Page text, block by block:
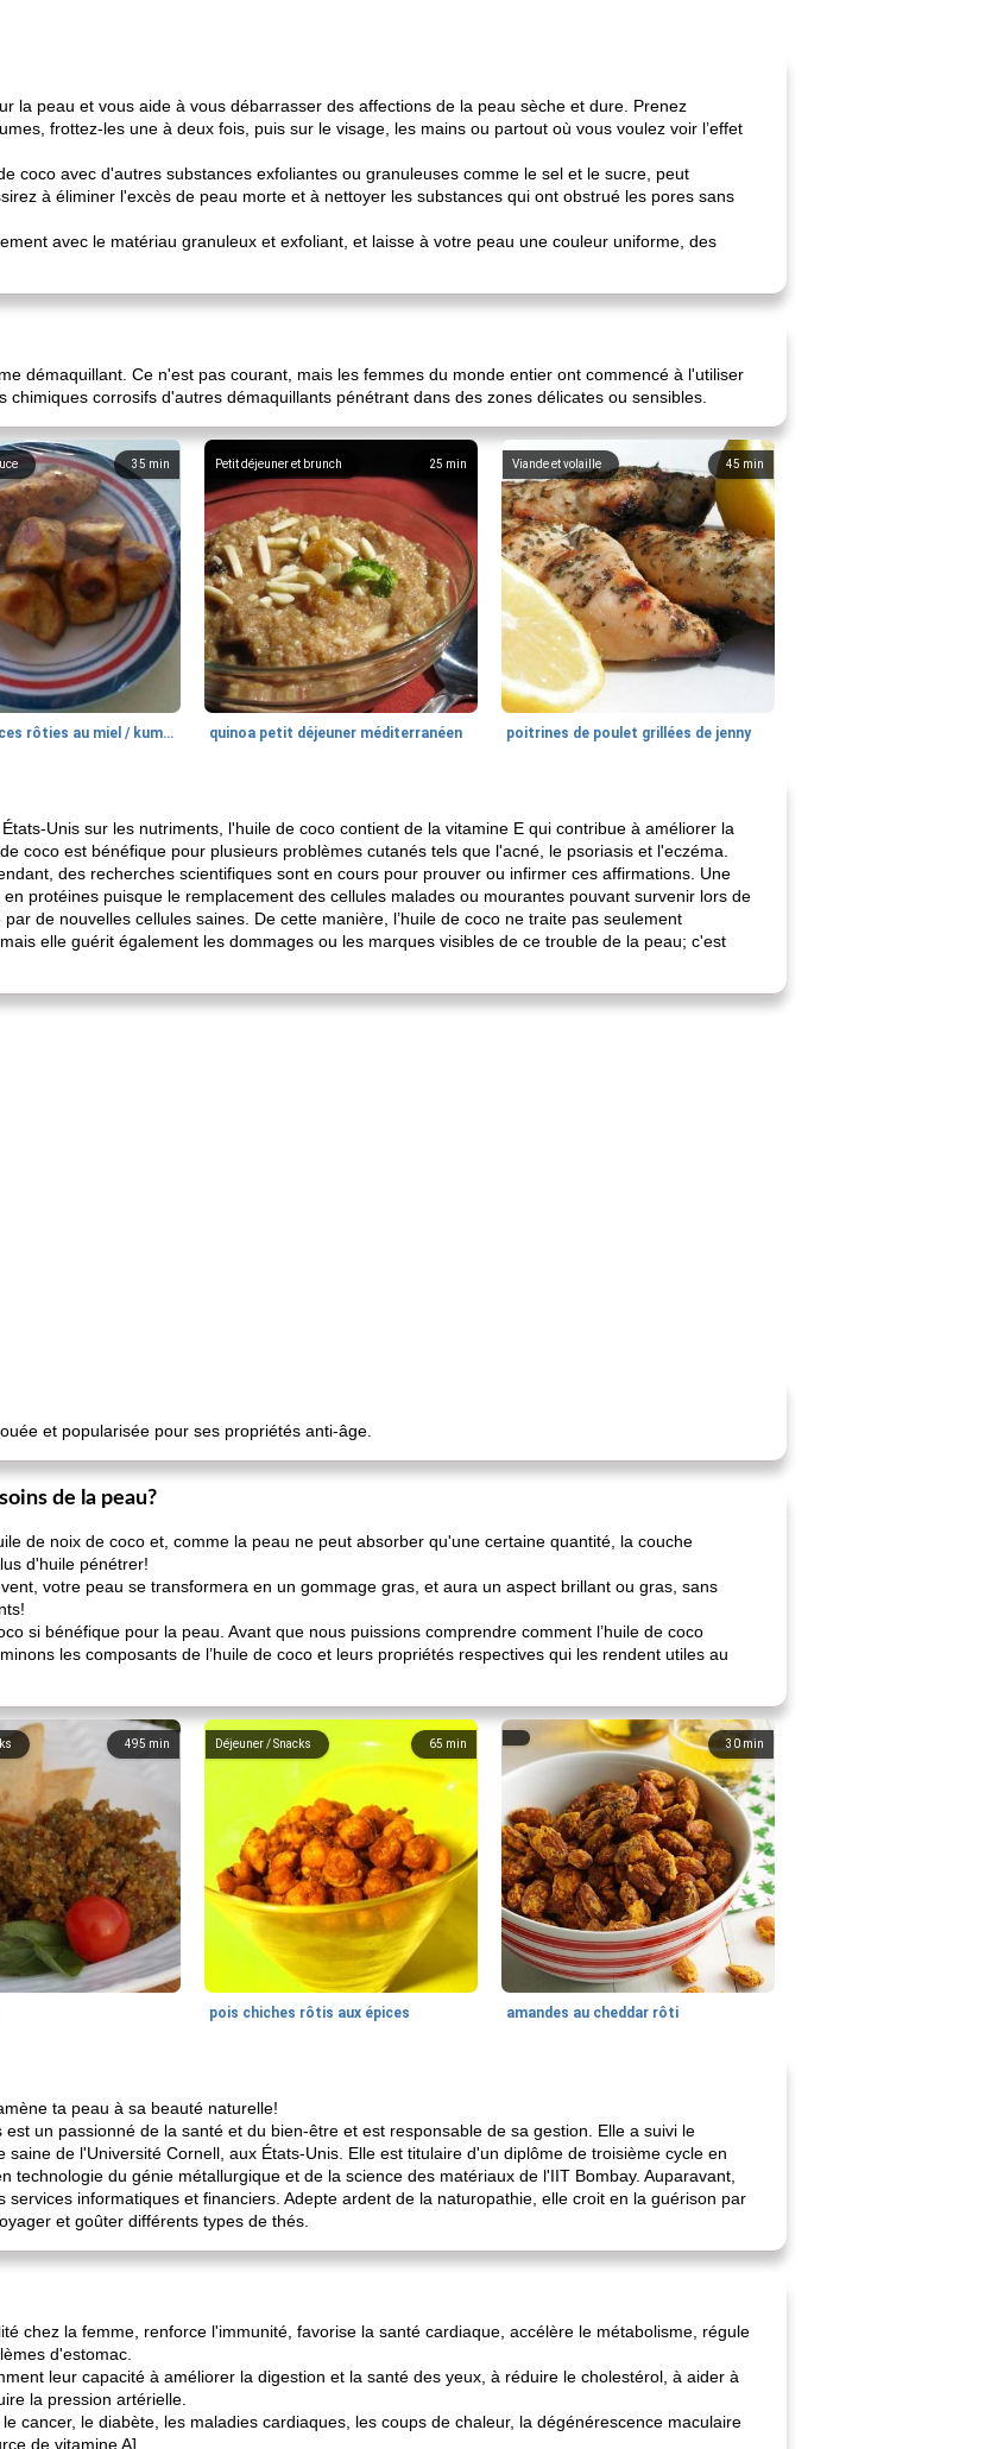
la peau et vous aide à vous débarrasser des affections de la peau sèche et dure. Prenez
frottez-les une à deux fois, puis sur le visage, les mains ou partout où vous voulez voir l’effet
coco avec d'autres substances exfoliantes ou granuleuses comme le sel et le sucre, peut
à éliminer l'excès de peau morte et à nettoyer les substances qui ont obstrué les pores sans
avec le matériau granuleux et exfoliant, et laisse à votre peau une couleur uniforme, des
démaquillant. Ce n'est pas courant, mais les femmes du monde entier ont commencé à l'utiliser
corrosifs d'autres démaquillants pénétrant dans des zones délicates ou sensibles.
35 min
patates douces rôties au miel / kumara
25 min
Petit déjeuner et brunch
quinoa petit déjeuner méditerranéen
45 min
Viande et volaille
poitrines de poulet grillées de jenny
Unis sur les nutriments, l'huile de coco contient de la vitamine E qui contribue à améliorer la
coco est bénéfique pour plusieurs problèmes cutanés tels que l'acné, le psoriasis et l'eczéma.
des recherches scientifiques sont en cours pour prouver ou infirmer ces affirmations. Une
protéines puisque le remplacement des cellules malades ou mourantes pouvant survenir lors de
de nouvelles cellules saines. De cette manière, l’huile de coco ne traite pas seulement
elle guérit également les dommages ou les marques visibles de ce trouble de la peau; c'est
et popularisée pour ses propriétés anti-âge.
de la peau?
de noix de coco et, comme la peau ne peut absorber qu'une certaine quantité, la couche
d'huile pénétrer!
votre peau se transformera en un gommage gras, et aura un aspect brillant ou gras, sans
si bénéfique pour la peau. Avant que nous puissions comprendre comment l’huile de coco
les composants de l’huile de coco et leurs propriétés respectives qui les rendent utiles au
495 min 65 min
Déjeuner / Snacks
pois chiches rôtis aux épices
30min
amandes au cheddar rôti
ta peau à sa beauté naturelle!
un passionné de la santé et du bien-être et est responsable de sa gestion. Elle a suivi le
de l'Université Cornell, aux États-Unis. Elle est titulaire d'un diplôme de troisième cycle en
technologie du génie métallurgique et de la science des matériaux de l'IIT Bombay. Auparavant,
informatiques et financiers. Adepte ardent de la naturopathie, elle croit en la guérison par
et goûter différents types de thés.
chez la femme, renforce l'immunité, favorise la santé cardiaque, accélère le métabolisme, régule
d'estomac.
leur capacité à améliorer la digestion et la santé des yeux, à réduire le cholestérol, à aider à
la pression artérielle.
cancer, le diabète, les maladies cardiaques, les coups de chaleur, la dégénérescence maculaire
de vitamine A].